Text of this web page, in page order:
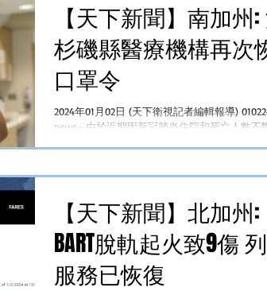
【天下新聞】南加州:
杉磯縣醫療機構再次
口罩令
2024年01月02日 (天下衛視記者編輯報導)
news- 由於近期因新冠肺炎住院和死亡人數不
義，洛杉磯縣因新冠肺炎而住院的人數已達到
【天下新聞】北加州:
BART脫軌起火致9傷
服務已恢復